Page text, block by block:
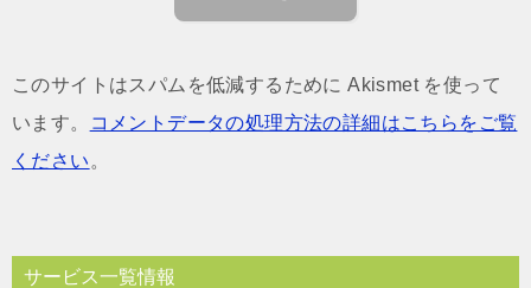
このサイトはスパムを低減するために Akismet を使って
います。
コメントデータの処理方法の詳細はこちらをご覧
ください 。
サービス一覧情報